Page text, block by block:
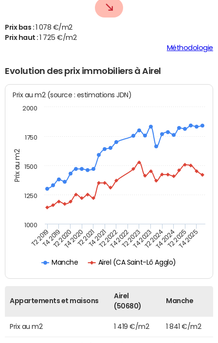
Prix bas :
1 078 €/m2
Prix haut :
1 725 €/m2
Méthodologie
Evolution des prix immobiliers à Airel
Prix au m2
Prix au m2 (source : estimations JDN)
Manche Airel (CA Saint-Lô Agglo)
T2 2019T4 2019T2 2020T4 2020T2 2021T4 2021T2 2022T4 2022T2 2023T4 2023T2 2024T4 2024T2 2025T4 2025
1000
2000
1250
1500
1750
Appartements et maisons
Airel
(50680)
Manche
Prix au m2 1 419 €/m2 1 841 €/m2